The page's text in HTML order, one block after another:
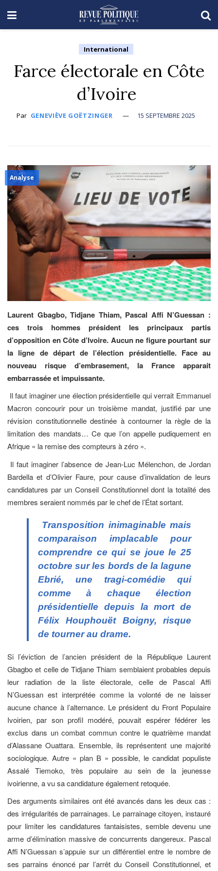
International
Farce électorale en Côte
d’Ivoire
Par GENEVIÈVE GOËTZINGER 15 SEPTEMBRE 2025
Analyse
Laurent Gbagbo, Tidjane Thiam, Pascal Affi N’Guessan :
ces trois hommes président les principaux partis
d’opposition en Côte d’Ivoire. Aucun ne figure pourtant sur
la ligne de départ de l’élection présidentielle. Face au
nouveau risque d’embrasement, la France apparait
embarrassée et impuissante.
Il faut imaginer une élection présidentielle qui verrait Emmanuel
Macron concourir pour un troisième mandat, justifié par une
révision constitutionnelle destinée à contourner la règle de la
limitation des mandats… Ce que l’on appelle pudiquement en
Afrique « la remise des compteurs à zéro ».
Il faut imaginer l’absence de Jean-Luc Mélenchon, de Jordan
Bardella et d’Olivier Faure, pour cause d’invalidation de leurs
candidatures par un Conseil Constitutionnel dont la totalité des
membres seraient nommés par le chef de l’État sortant.
Transposition inimaginable mais
comparaison implacable pour
comprendre ce qui se joue le 25
octobre sur les bords de la lagune
Ebrié, une tragi-comédie qui
comme à chaque élection
présidentielle depuis la mort de
Félix Houphouët Boigny, risque
de tourner au drame.
Si l’éviction de l’ancien président de la République Laurent
Gbagbo et celle de Tidjane Thiam semblaient probables depuis
leur radiation de la liste électorale, celle de Pascal Affi
N’Guessan est interprétée comme la volonté de ne laisser
aucune chance à l’alternance. Le président du Front Populaire
Ivoirien, par son profil modéré, pouvait espérer fédérer les
exclus dans un combat commun contre le quatrième mandat
d’Alassane Ouattara. Ensemble, ils représentent une majorité
sociologique. Autre « plan B » possible, le candidat populiste
Assalé Tiemoko, très populaire au sein de la jeunesse
ivoirienne, a vu sa candidature également retoquée.
Des arguments similaires ont été avancés dans les deux cas :
des irrégularités de parrainages. Le parrainage citoyen, instauré
pour limiter les candidatures fantaisistes, semble devenu une
arme d’élimination massive de concurrents dangereux. Pascal
Affi N’Guessan s’appuie sur un différentiel entre le nombre de
ses parrains énoncé par l’arrêt du Conseil Constitutionnel, et